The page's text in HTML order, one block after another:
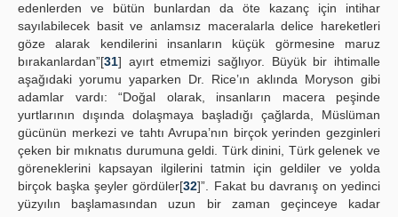
edenlerden ve bütün bunlardan da öte kazanç için intihar
sayılabilecek basit ve anlamsız maceralarla delice hareketleri
göze alarak kendilerini insanların küçük görmesine maruz
bırakanlardan”[31] ayırt etmemizi sağlıyor. Büyük bir ihtimalle
aşağıdaki yorumu yaparken Dr. Rice’ın aklında Moryson gibi
adamlar vardı: “Doğal olarak, insanların macera peşinde
yurtlarının dışında dolaşmaya başladığı çağlarda, Müslüman
gücünün merkezi ve tahtı Avrupa’nın birçok yerinden gezginleri
çeken bir mıknatıs durumuna geldi. Türk dinini, Türk gelenek ve
göreneklerini kapsayan ilgilerini tatmin için geldiler ve yolda
birçok başka şeyler gördüler[32]”. Fakat bu davranış on yedinci
yüzyılın başlamasından uzun bir zaman geçinceye kadar